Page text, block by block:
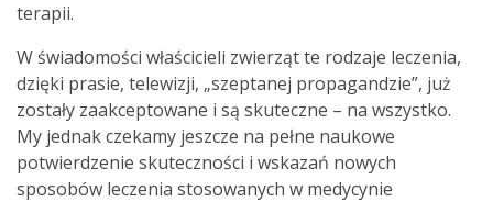
terapii.
W świadomości właścicieli zwierząt te rodzaje leczenia,
dzięki prasie, telewizji, „szeptanej propagandzie”, już
zostały zaakceptowane i są skuteczne – na wszystko.
My jednak czekamy jeszcze na pełne naukowe
potwierdzenie skuteczności i wskazań nowych
sposobów leczenia stosowanych w medycynie